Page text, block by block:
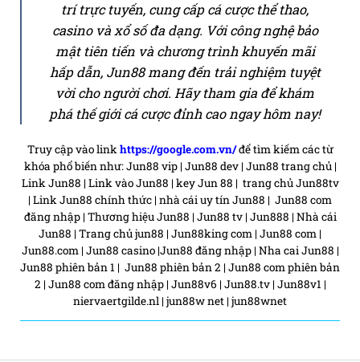
trí trực tuyến, cung cấp cá cược thể thao,
casino và xổ số đa dạng. Với công nghệ bảo
mật tiên tiến và chương trình khuyến mãi
hấp dẫn, Jun88 mang đến trải nghiệm tuyệt
vời cho người chơi. Hãy tham gia để khám
phá thế giới cá cược đỉnh cao ngay hôm nay!
Truy cập vào link https://google.com.vn/để tìm kiếm các từ
khóa phổ biến như: Jun88 vip | Jun88 dev | Jun88 trang chủ |
Link Jun88 | Link vào Jun88 | key Jun 88 | trang chủ Jun88tv
| Link Jun88 chính thức | nhà cái uy tín Jun88 | Jun88 com
đăng nhập | Thương hiệu Jun88 | Jun88 tv | Jun888 | Nhà cái
Jun88 | Trang chủ jun88 | Jun88king com | Jun88 com |
Jun88.com | Jun88 casino |Jun88 đăng nhập | Nha cai Jun88 |
Jun88 phiên bản 1 | Jun88 phiên bản 2 | Jun88 com phiên bản
2 | Jun88 com đăng nhập | Jun88v6 | Jun88.tv | Jun88v1 |
niervaertgilde.nl | jun88w net | jun88wnet